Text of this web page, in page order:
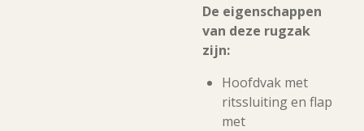
De eigenschappen
van deze rugzak
zijn:
Hoofdvak met
ritssluiting en flap
met